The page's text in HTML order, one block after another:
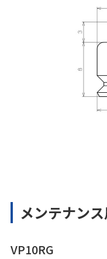
メンテナン
VP10RG